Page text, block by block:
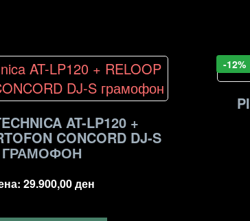
AT-LP120 +
CONCORD DJ-S
ГРАМОФОН
29.900,00ден
-12%